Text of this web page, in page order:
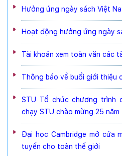
Hưởng ứng ngày sách Việt
Hoạt động hưởng ứng ngày
Tài khoản xem toàn văn các
Thông báo về buổi giới thiệu
STU Tổ chức chương trình
chạy STU chào mừng 25
Đại học Cambridge mở cửa
tuyến cho toàn thế giới